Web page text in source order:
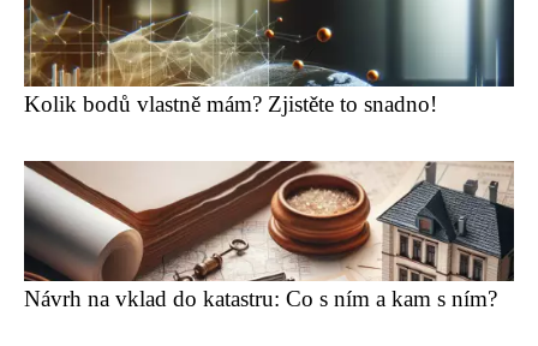
Kolik bodů vlastně mám? Zjistěte to snadno!
Návrh na vklad do katastru: Co s ním a kam s ním?